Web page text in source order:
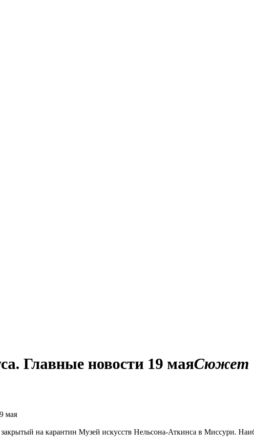
Главные новости 19 маяСюжет
на карантин Музей искусств Нельсона-Аткинса в Миссури.